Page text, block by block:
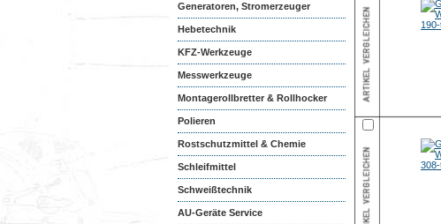
Generatoren, Stromerzeuger
Hebetechnik
KFZ-Werkzeuge
Messwerkzeuge
Montagerollbretter & Rollhocker
Polieren
Rostschutzmittel & Chemie
Schleifmittel
Schweißtechnik
AU-Geräte Service